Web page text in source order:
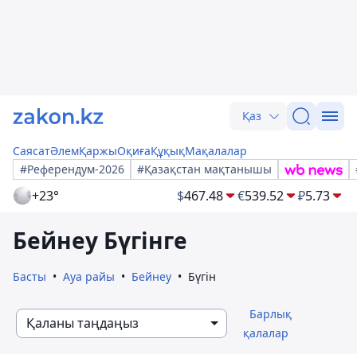
Қаз
СаясатӘлемҚаржыОқиғаҚұқықМақалалар
#Референдум-2026
#Қазақстан мақтанышы
+23° $467.48 €539.52 ₽5.73
Бейнеу Бүгінге
Басты Ауа райы Бейнеу Бүгін
Қаланы таңдаңыз
Барлық
қалалар